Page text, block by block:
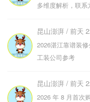
多维度解析，联系
昆山澎湃 / 前天
2026湛江靠谱装
工装公司参考
昆山澎湃 / 前天
2026 年 8 月首次